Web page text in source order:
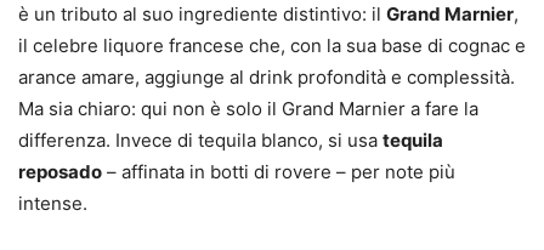
è un tributo al suo ingrediente distintivo: il Grand Marnier,
il celebre liquore francese che, con la sua base di cognac e
arance amare, aggiunge al drink profondità e complessità.
Ma sia chiaro: qui non è solo il Grand Marnier a fare la
differenza. Invece di tequila blanco, si usa tequila
reposado – affinata in botti di rovere – per note più
intense.